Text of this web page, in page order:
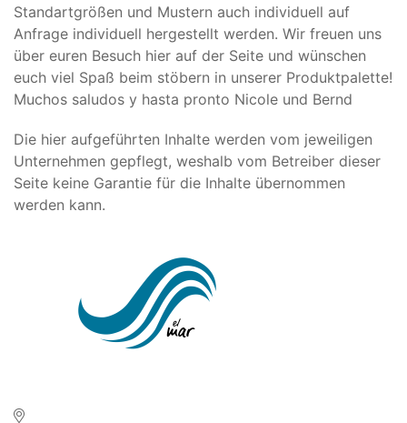
Standartgrößen und Mustern auch individuell auf
Anfrage individuell hergestellt werden. Wir freuen uns
über euren Besuch hier auf der Seite und wünschen
euch viel Spaß beim stöbern in unserer Produktpalette!
Muchos saludos y hasta pronto Nicole und Bernd
Die hier aufgeführten Inhalte werden vom jeweiligen
Unternehmen gepflegt, weshalb vom Betreiber dieser
Seite keine Garantie für die Inhalte übernommen
werden kann.